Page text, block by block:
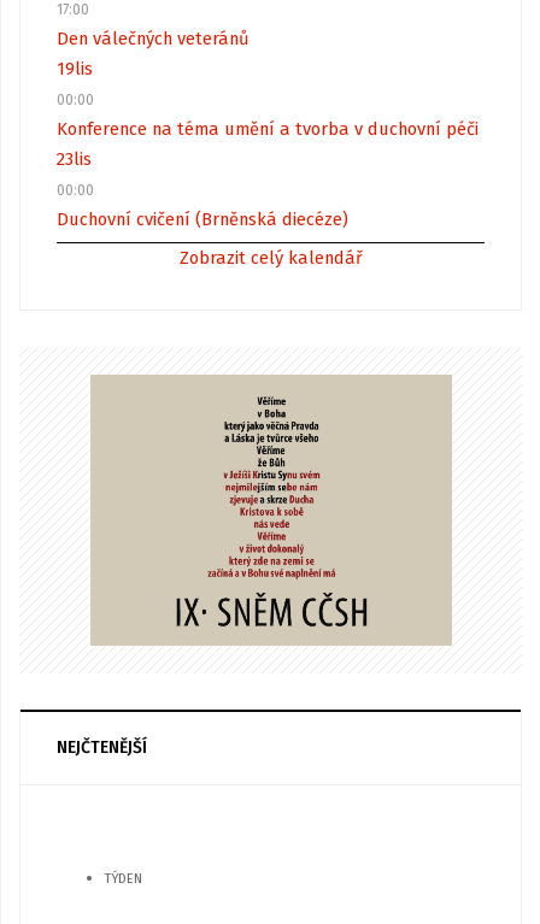
17:00
Den válečných veteránů
19lis
00:00
Konference na téma umění a tvorba v duchovní péči
23lis
00:00
Duchovní cvičení (Brněnská diecéze)
Zobrazit celý kalendář
NEJČTENĚJŠÍ
TÝDEN